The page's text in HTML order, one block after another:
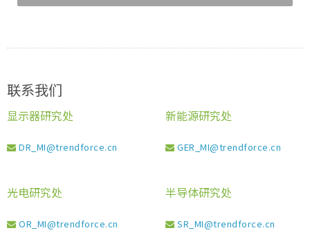
联系我们
显示器研究处
DR_MI@trendforce.cn
新能源研究处
GER_MI@trendforce.cn
光电研究处
OR_MI@trendforce.cn
半导体研究处
SR_MI@trendforce.cn